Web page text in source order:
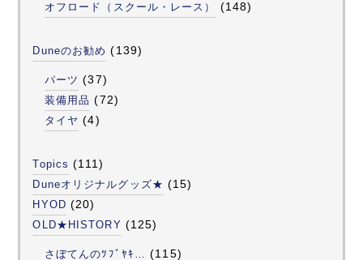
オフロード（スクール・レース） (148)
Duneのお勧め (139)
パーツ (37)
装備用品 (72)
タイヤ (4)
Topics (111)
Duneオリジナルグッズ★ (15)
HYOD (20)
OLD★HISTORY (125)
さぼてんのﾂﾌﾞﾔｷ… (115)